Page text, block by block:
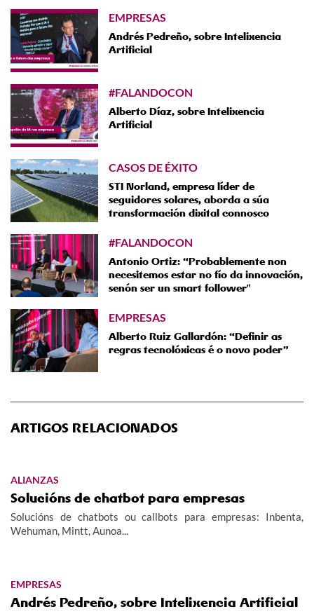
EMPRESAS
Andrés Pedreño, sobre Intelixencia
Artificial
#FALANDOCON
Alberto Díaz, sobre Intelixencia
Artificial
CASOS DE ÉXITO
STI Norland, empresa líder de
seguidores solares, aborda a súa
transformación dixital connosco
#FALANDOCON
Antonio Ortiz: “Probablemente non
necesitemos estar no fío da innovación,
senón ser un smart follower"
EMPRESAS
Alberto Ruiz Gallardón: “Definir as
regras tecnolóxicas é o novo poder”
ARTIGOS RELACIONADOS
ALIANZAS
Solucións de chatbot para empresas
Solucións de chatbots ou callbots para empresas: Inbenta,
Wehuman, Mintt, Aunoa...
EMPRESAS
Andrés Pedreño, sobre Intelixencia Artificial